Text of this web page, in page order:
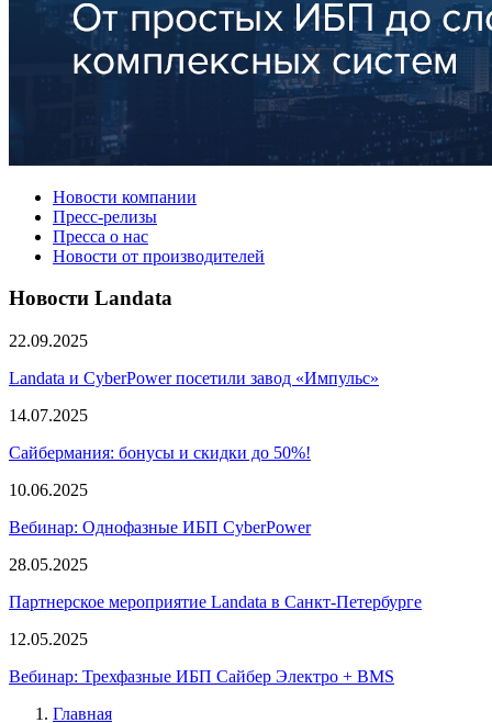
Новости компании
Пресс-релизы
Пресса о нас
Новости от производителей
Новости Landata
22.09.2025
Landata и CyberPower посетили завод «Импульс»
14.07.2025
Сайбермания: бонусы и скидки до 50%!
10.06.2025
Вебинар: Однофазные ИБП CyberPower
28.05.2025
Партнерское мероприятие Landata в Санкт-Петербурге
12.05.2025
Вебинар: Трехфазные ИБП Сайбер Электро + BMS
Главная